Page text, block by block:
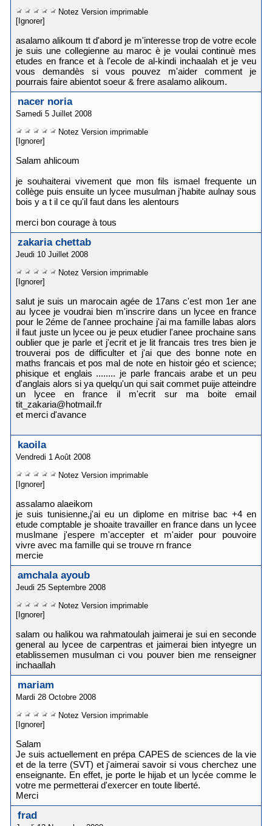
Notez Version imprimable
[Ignorer]
asalamo alikoum tt d'abord je m'interesse trop de votre ecole
je suis une collegienne au maroc è je voulai continuè mes
etudes en france et à l'ecole de al-kindi inchaalah et je veu
vous demandès si vous pouvez m'aider comment je
pourrais faire abientot soeur & frere asalamo alikoum.
nacer noria
Samedi 5 Juillet 2008
Notez Version imprimable
[Ignorer]
Salam ahlicoum
je souhaiterai vivement que mon fils ismael frequente un
collège puis ensuite un lycee musulman j'habite aulnay sous
bois y a t il ce qu'il faut dans les alentours
merci bon courage à tous
zakaria chettab
Jeudi 10 Juillet 2008
Notez Version imprimable
[Ignorer]
salut je suis un marocain agée de 17ans c'est mon 1er ane
au lycee je voudrai bien m'inscrire dans un lycee en france
pour le 2éme de l'annee prochaine j'ai ma famille labas alors
il faut juste un lycee ou je peux etudier l'anee prochaine sans
oublier que je parle et j'ecrit et je lit francais tres tres bien je
trouverai pos de difficulter et j'ai que des bonne note en
maths francais et pos mal de note en histoir géo et science;
phisique et englais ........ je parle francais arabe et un peu
d'anglais alors si ya quelqu'un qui sait commet puije atteindre
un lycee en france il m'ecrit sur ma boite email
tit_zakaria@hotmail.fr
et merci d'avance
kaoila
Vendredi 1 Août 2008
Notez Version imprimable
[Ignorer]
assalamo alaeikom
je suis tunisienne,j'ai eu un diplome en mitrise bac +4 en
etude comptable je shoaite travailler en france dans un lycee
muslmane j'espere m'accepter et m'aider pour pouvoire
vivre avec ma famille qui se trouve rn france
mercie
amchala ayoub
Jeudi 25 Septembre 2008
Notez Version imprimable
[Ignorer]
salam ou halikou wa rahmatoulah jaimerai je sui en seconde
general au lycee de carpentras et jaimerai bien intyegre un
etablissemen musulman ci vou pouver bien me renseigner
inchaallah
mariam
Mardi 28 Octobre 2008
Notez Version imprimable
[Ignorer]
Salam
Je suis actuellement en prépa CAPES de sciences de la vie
et de la terre (SVT) et j'aimerai savoir si vous cherchez une
enseignante. En effet, je porte le hijab et un lycée comme le
votre me permetterai d'exercer en toute liberté.
Merci
frad